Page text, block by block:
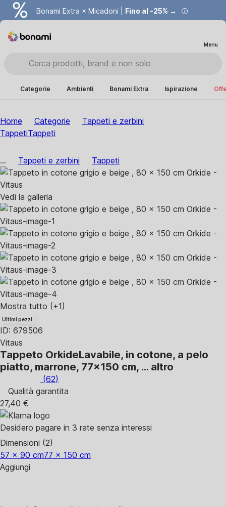
Bonami Extra × Micadoni | Fino al -25% →
Menu
Categorie Ambienti Bonami Extra Ispirazione
Home Categorie
Tappeti e zerbini
TappetiTappeti
... Tappeti e zerbini Tappeti
Vedi la galleria
Mostra tutto (+1)
Ultimi pezzi
ID: 679506
Vitaus
Tappeto OrkideLavabile, in cotone, a pelo
piatto, marrone, 77x150 cm, … altro
(62)
Qualità garantita
27,40 €
Desidero pagare in 3 rate senza interessi
Dimensioni (2)
57 x 90 cm77 x 150 cm
Aggiungi